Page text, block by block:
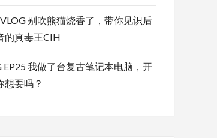
别吹熊猫烧香了，带你见识后
的真毒王CIH
EP25 我做了台复古笔记本电脑，开
想要吗？